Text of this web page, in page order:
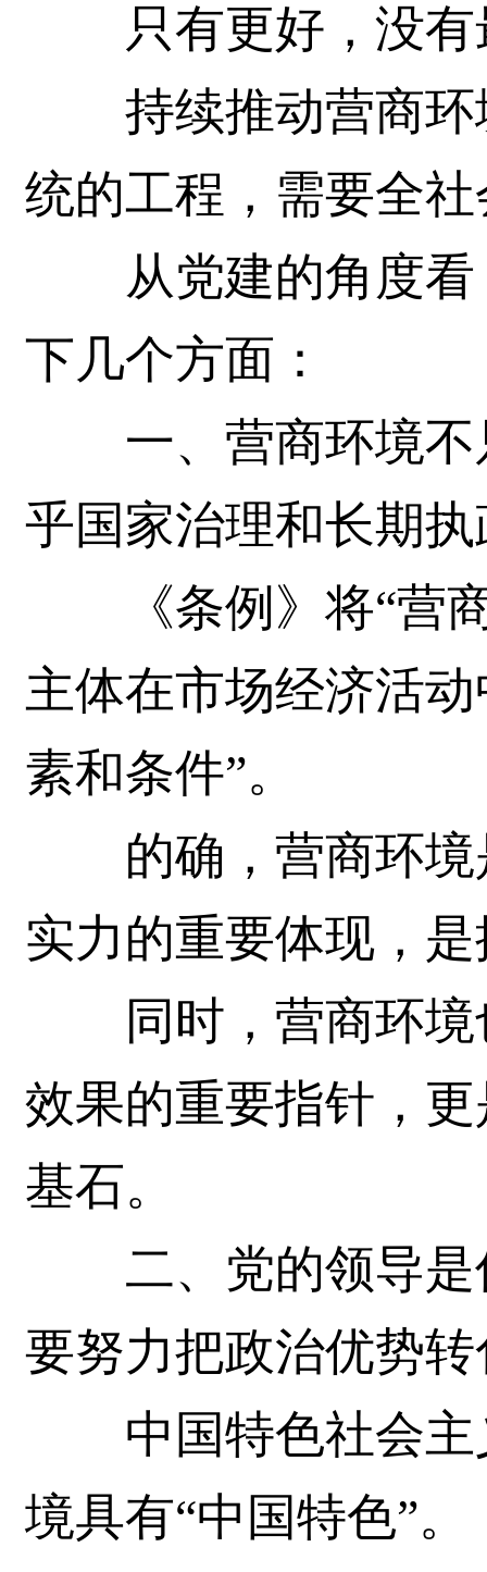
只有更好，没有
持续推动营商环
统的工程，需要全
从党建的角度看
下几个方面：
一、营商环境不
乎国家治理和长期
《条例》将“营商
主体在市场经济活
素和条件”。
的确，营商环境
实力的重要体现，
同时，营商环境
效果的重要指针，
基石。
二、党的领导是
要努力把政治优势
中国特色社会主
境具有“中国特色”。